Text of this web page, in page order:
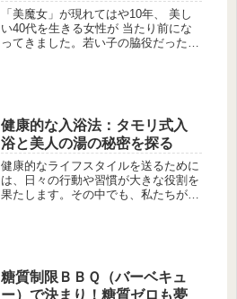
「美魔女」が現れてはや10年、 美し
い40代を生きる女性が 当たり前にな
ってきました。若い子の脇役だった40
健康的な入浴法：タモリ式入
浴と美人の湯の秘密を探る
健康的なライフスタイルを送るために
は、日々の行動や習慣が大きな役割を
果たします。その中でも、私たちが日
湯...
糖質制限ＢＢＱ（バーベキュ
ー）で決まり！糖質ゼロも夢